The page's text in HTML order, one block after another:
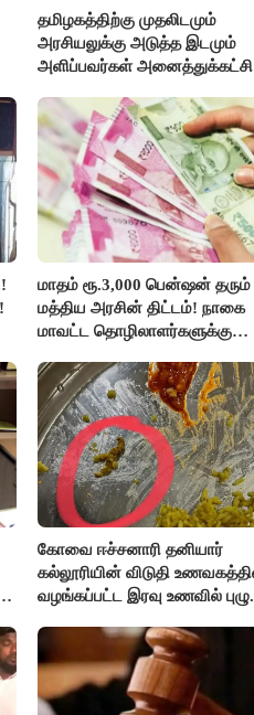
தமிழகத்திற்கு முதலிடமும்
அரசியலுக்கு அடுத்த இடமும்
அளிப்பவர்கள் அனைத்துக்கட்சி
- மாணிக்கம் தாகூர்..!!
மாதம் ரூ.3,000 பென்ஷன் தரும்
மத்திய அரசின் திட்டம்! நாகை
மாவட்ட தொழிலாளர்களுக்கு
செய்தி!
கோவை ஈச்சனாரி தனியார்
கல்லூரியின் விடுதி
வழங்கப்பட்ட இரவு உணவில்